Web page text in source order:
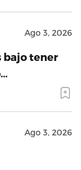
Ago 3, 2026
bajo tener
Ago 3, 2026